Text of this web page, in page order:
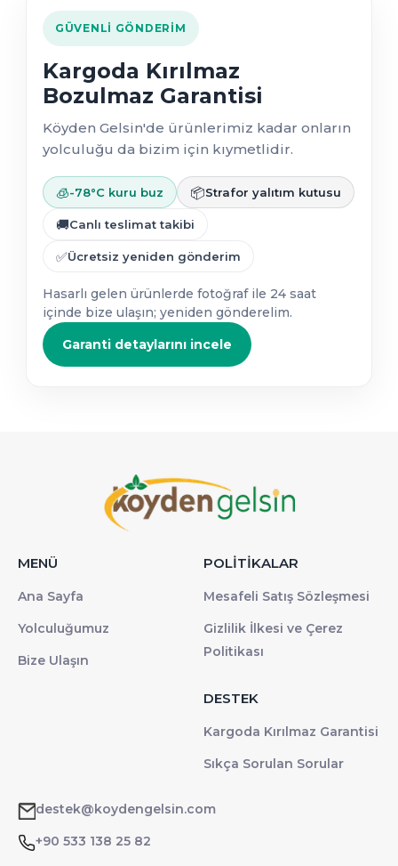
GÜVENLI GÖNDERIM
Kargoda Kırılmaz
Bozulmaz Garantisi
Köyden Gelsin'de ürünlerimiz kadar onların
yolculuğu da bizim için kıymetlidir.
🧊-78°C kuru buz 📦Strafor yalıtım kutusu
🚚Canlı teslimat takibi
✅Ücretsiz yeniden gönderim
Hasarlı gelen ürünlerde fotoğraf ile 24 saat
içinde bize ulaşın; yeniden gönderelim.
Garanti detaylarını incele
MENÜ
Ana Sayfa
Yolculuğumuz
Bize Ulaşın
POLİTİKALAR
Mesafeli Satış Sözleşmesi
Gizlilik İlkesi ve Çerez
Politikası
DESTEK
Kargoda Kırılmaz Garantisi
Sıkça Sorulan Sorular
destek@koydengelsin.com
+90 533 138 25 82